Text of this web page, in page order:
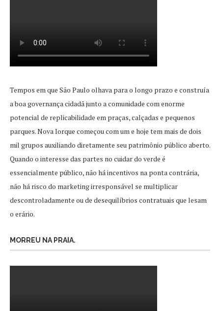
Tempos em que São Paulo olhava para o longo prazo e construía
a boa governança cidadã junto a comunidade com enorme
potencial de replicabilidade em praças, calçadas e pequenos
parques. Nova Iorque começou com um e hoje tem mais de dois
mil grupos auxiliando diretamente seu patrimônio público aberto.
Quando o interesse das partes no cuidar do verde é
essencialmente público, não há incentivos na ponta contrária,
não há risco do marketing irresponsável se multiplicar
descontroladamente ou de desequilíbrios contratuais que lesam
o erário.
MORREU NA PRAIA.